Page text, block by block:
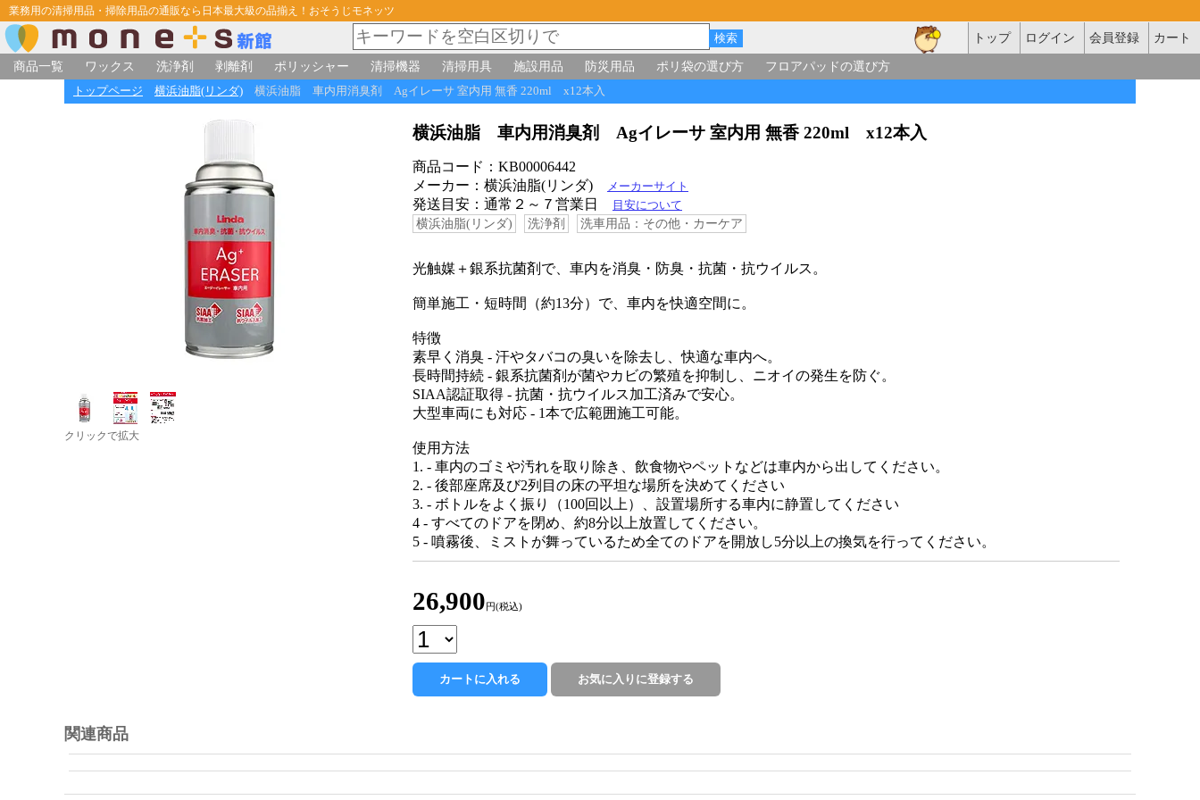
業務用の清掃用品・掃除用品の通販なら日本最大級の品揃え！おそうじモネッツ
トップ ログイン 会員登録
カート
商品一覧
ワックス 洗浄剤 剥離剤 ポリッシャー 清掃機器 清掃用具 施設用品 防災用品 ポリ袋の選び方 フロアパッドの選び方
トップページ 横浜油脂(リンダ) 横浜油脂 車内用消臭剤 Agイレーサ 室内用 無香 220ml x12本入
クリックで拡大
横浜油脂 車内用消臭剤 Agイレーサ 室内用 無香 220ml x12本入
商品コード：KB00006442
メーカー：横浜油脂(リンダ)
メーカーサイト
発送目安：通常２～７営業日 目安について
横浜油脂(リンダ) 洗浄剤 洗車用品：その他・カーケア
光触媒＋銀系抗菌剤で、車内を消臭・防臭・抗菌・抗ウイルス。
簡単施工・短時間（約13分）で、車内を快適空間に。
特徴
素早く消臭 - 汗やタバコの臭いを除去し、快適な車内へ。
長時間持続 - 銀系抗菌剤が菌やカビの繁殖を抑制し、ニオイの発生を防ぐ。
SIAA認証取得 - 抗菌・抗ウイルス加工済みで安心。
大型車両にも対応 - 1本で広範囲施工可能。
使用方法
1. - 車内のゴミや汚れを取り除き、飲食物やペットなどは車内から出してください。
2. - 後部座席及び2列目の床の平坦な場所を決めてください
3. - ボトルをよく振り（100回以上）、設置場所する車内に静置してください
4 - すべてのドアを閉め、約8分以上放置してください。
5 - 噴霧後、ミストが舞っているため全てのドアを開放し5分以上の換気を行ってください。
26,900 円(税込)
関連商品